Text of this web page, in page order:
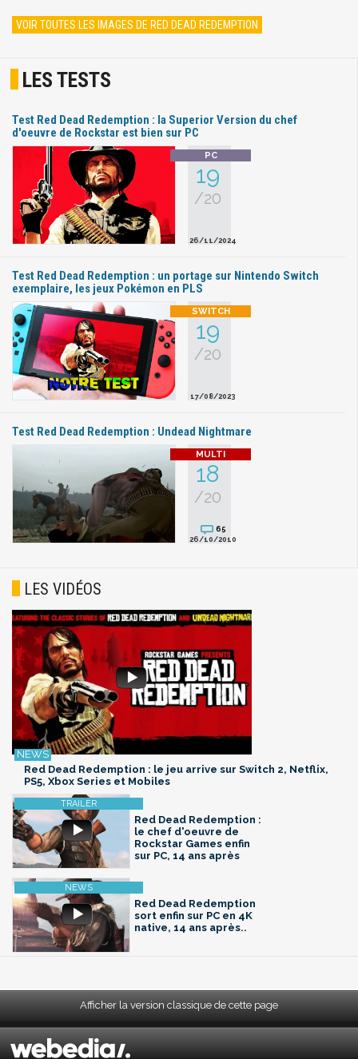
VOIR TOUTES LES IMAGES DE RED DEAD REDEMPTION
LES TESTS
Test Red Dead Redemption : la Superior Version du chef
d'oeuvre de Rockstar est bien sur PC
19
/20
26/11/2024
Test Red Dead Redemption : un portage sur Nintendo Switch
exemplaire, les jeux Pokémon en PLS
19
/20
17/08/2023
Test Red Dead Redemption : Undead Nightmare
18
/20
65
26/10/2010
LES VIDÉOS
Red Dead Redemption : le jeu arrive sur Switch 2, Netflix,
PS5, Xbox Series et Mobiles
Red Dead Redemption :
le chef d'oeuvre de
Rockstar Games enfin
sur PC, 14 ans après
Red Dead Redemption
sort enfin sur PC en 4K
native, 14 ans après..
Afficher la version classique de cette page